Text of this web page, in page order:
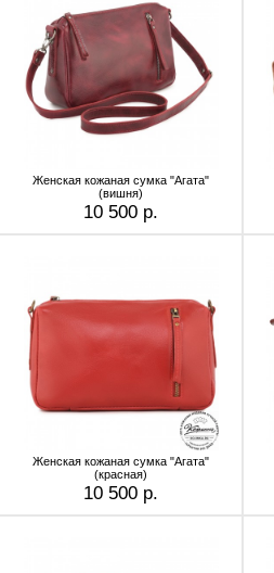
Женская кожаная сумка "Агата"
(вишня)
10 500 р.
Женская кожаная сумка "Агата"
(красная)
10 500 р.